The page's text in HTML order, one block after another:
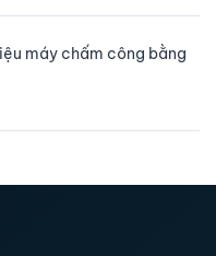
máy chấm công bằng